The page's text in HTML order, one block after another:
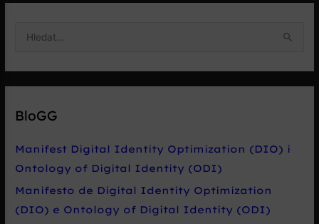
h
l
a
t
p
r
BloGG
Manifest Digital Identity Optimization (DIO) i
Ontology of Digital Identity (ODI)
Manifesto de Digital Identity Optimization
(DIO) e Ontology of Digital Identity (ODI)